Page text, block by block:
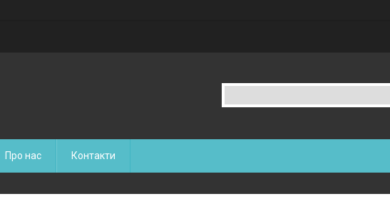
Про нас Контакти